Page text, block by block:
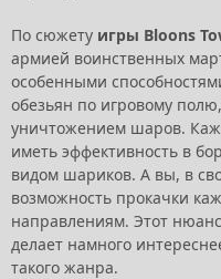
По сюжету игры Bloons
армией воинственных
особенными
обезьян по игровому
уничтожением шаров.
иметь эффективность в
видом шариков. А вы, в
возможность прокачки
направлениям. Этот
делает намного
такого жанра.